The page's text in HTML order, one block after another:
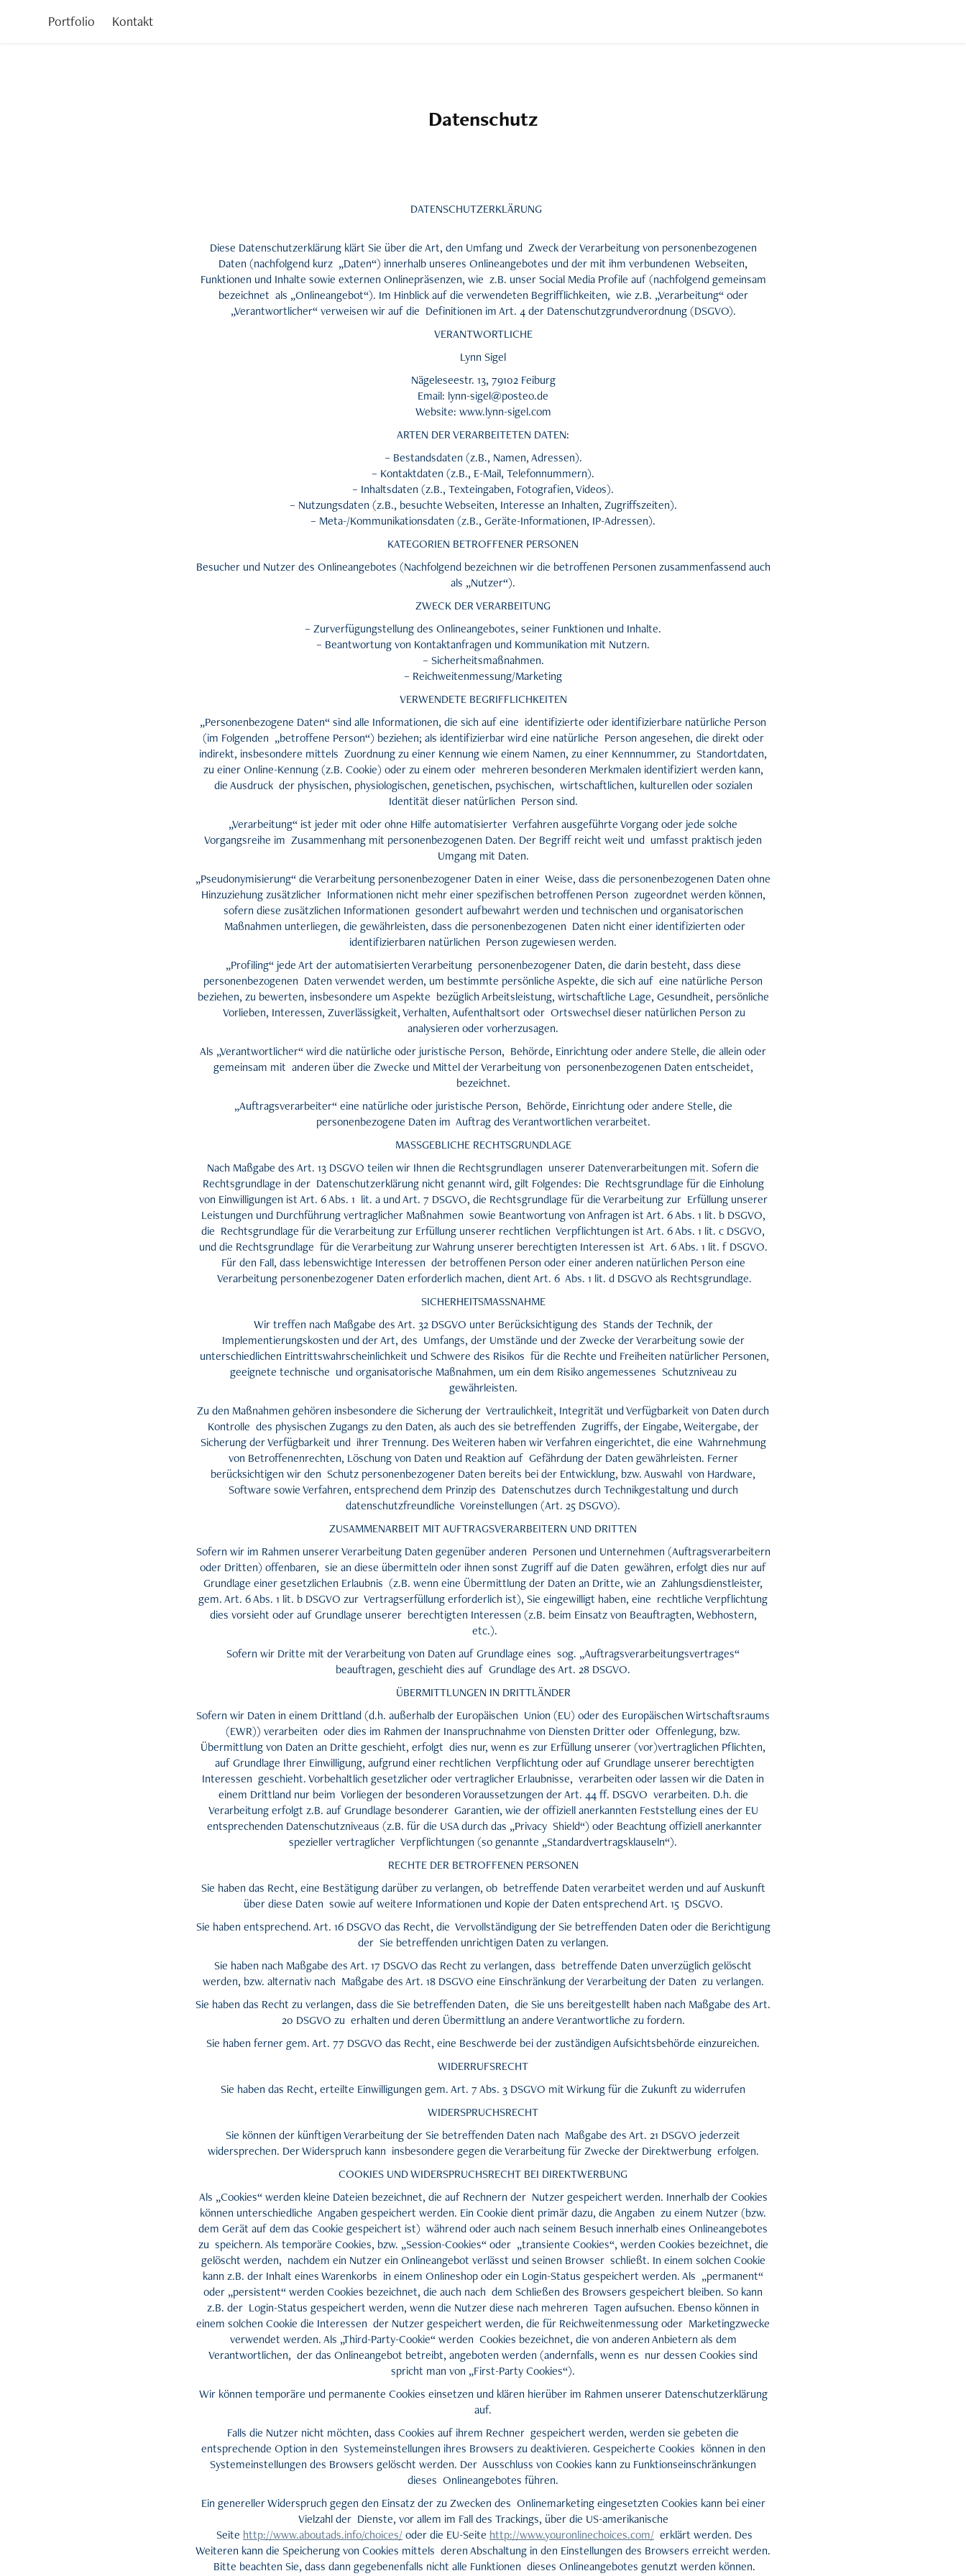
Portfolio Kontakt
Datenschutz
DATENSCHUTZERKLÄRUNG
Diese Datenschutzerklärung klärt Sie über die Art, den Umfang und Zweck der Verarbeitung von personenbezogenen
Daten (nachfolgend kurz „Daten“) innerhalb unseres Onlineangebotes und der mit ihm verbundenen Webseiten,
Funktionen und Inhalte sowie externen Onlinepräsenzen, wie z.B. unser Social Media Profile auf (nachfolgend gemeinsam
bezeichnet als „Onlineangebot“). Im Hinblick auf die verwendeten Begrifflichkeiten, wie z.B. „Verarbeitung“ oder
„Verantwortlicher“ verweisen wir auf die Definitionen im Art. 4 der Datenschutzgrundverordnung (DSGVO).
VERANTWORTLICHE
Lynn Sigel
Nägeleseestr. 13, 79102 Feiburg
Email: lynn-sigel@posteo.de
Website: www.lynn-sigel.com
ARTEN DER VERARBEITETEN DATEN:
– Bestandsdaten (z.B., Namen, Adressen).
– Kontaktdaten (z.B., E-Mail, Telefonnummern).
– Inhaltsdaten (z.B., Texteingaben, Fotografien, Videos).
– Nutzungsdaten (z.B., besuchte Webseiten, Interesse an Inhalten, Zugriffszeiten).
– Meta-/Kommunikationsdaten (z.B., Geräte-Informationen, IP-Adressen).
KATEGORIEN BETROFFENER PERSONEN
Besucher und Nutzer des Onlineangebotes (Nachfolgend bezeichnen wir die betroffenen Personen zusammenfassend auch
als „Nutzer“).
ZWECK DER VERARBEITUNG
– Zurverfügungstellung des Onlineangebotes, seiner Funktionen und Inhalte.
– Beantwortung von Kontaktanfragen und Kommunikation mit Nutzern.
– Sicherheitsmaßnahmen.
– Reichweitenmessung/Marketing
VERWENDETE BEGRIFFLICHKEITEN
„Personenbezogene Daten“ sind alle Informationen, die sich auf eine identifizierte oder identifizierbare natürliche Person
(im Folgenden „betroffene Person“) beziehen; als identifizierbar wird eine natürliche Person angesehen, die direkt oder
indirekt, insbesondere mittels Zuordnung zu einer Kennung wie einem Namen, zu einer Kennnummer, zu Standortdaten,
zu einer Online-Kennung (z.B. Cookie) oder zu einem oder mehreren besonderen Merkmalen identifiziert werden kann,
die Ausdruck der physischen, physiologischen, genetischen, psychischen, wirtschaftlichen, kulturellen oder sozialen
Identität dieser natürlichen Person sind.
„Verarbeitung“ ist jeder mit oder ohne Hilfe automatisierter Verfahren ausgeführte Vorgang oder jede solche
Vorgangsreihe im Zusammenhang mit personenbezogenen Daten. Der Begriff reicht weit und umfasst praktisch jeden
Umgang mit Daten.
„Pseudonymisierung“ die Verarbeitung personenbezogener Daten in einer Weise, dass die personenbezogenen Daten ohne
Hinzuziehung zusätzlicher Informationen nicht mehr einer spezifischen betroffenen Person zugeordnet werden können,
sofern diese zusätzlichen Informationen gesondert aufbewahrt werden und technischen und organisatorischen
Maßnahmen unterliegen, die gewährleisten, dass die personenbezogenen Daten nicht einer identifizierten oder
identifizierbaren natürlichen Person zugewiesen werden.
„Profiling“ jede Art der automatisierten Verarbeitung personenbezogener Daten, die darin besteht, dass diese
personenbezogenen Daten verwendet werden, um bestimmte persönliche Aspekte, die sich auf eine natürliche Person
beziehen, zu bewerten, insbesondere um Aspekte bezüglich Arbeitsleistung, wirtschaftliche Lage, Gesundheit, persönliche
Vorlieben, Interessen, Zuverlässigkeit, Verhalten, Aufenthaltsort oder Ortswechsel dieser natürlichen Person zu
analysieren oder vorherzusagen.
Als „Verantwortlicher“ wird die natürliche oder juristische Person, Behörde, Einrichtung oder andere Stelle, die allein oder
gemeinsam mit anderen über die Zwecke und Mittel der Verarbeitung von personenbezogenen Daten entscheidet,
bezeichnet.
„Auftragsverarbeiter“ eine natürliche oder juristische Person, Behörde, Einrichtung oder andere Stelle, die
personenbezogene Daten im Auftrag des Verantwortlichen verarbeitet.
MASSGEBLICHE RECHTSGRUNDLAGE
Nach Maßgabe des Art. 13 DSGVO teilen wir Ihnen die Rechtsgrundlagen unserer Datenverarbeitungen mit. Sofern die
Rechtsgrundlage in der Datenschutzerklärung nicht genannt wird, gilt Folgendes: Die Rechtsgrundlage für die Einholung
von Einwilligungen ist Art. 6 Abs. 1 lit. a und Art. 7 DSGVO, die Rechtsgrundlage für die Verarbeitung zur Erfüllung unserer
Leistungen und Durchführung vertraglicher Maßnahmen sowie Beantwortung von Anfragen ist Art. 6 Abs. 1 lit. b DSGVO,
die Rechtsgrundlage für die Verarbeitung zur Erfüllung unserer rechtlichen Verpflichtungen ist Art. 6 Abs. 1 lit. c DSGVO,
und die Rechtsgrundlage für die Verarbeitung zur Wahrung unserer berechtigten Interessen ist Art. 6 Abs. 1 lit. f DSGVO.
Für den Fall, dass lebenswichtige Interessen der betroffenen Person oder einer anderen natürlichen Person eine
Verarbeitung personenbezogener Daten erforderlich machen, dient Art. 6 Abs. 1 lit. d DSGVO als Rechtsgrundlage.
SICHERHEITSMASSNAHME
Wir treffen nach Maßgabe des Art. 32 DSGVO unter Berücksichtigung des Stands der Technik, der
Implementierungskosten und der Art, des Umfangs, der Umstände und der Zwecke der Verarbeitung sowie der
unterschiedlichen Eintrittswahrscheinlichkeit und Schwere des Risikos für die Rechte und Freiheiten natürlicher Personen,
geeignete technische und organisatorische Maßnahmen, um ein dem Risiko angemessenes Schutzniveau zu
gewährleisten.
Zu den Maßnahmen gehören insbesondere die Sicherung der Vertraulichkeit, Integrität und Verfügbarkeit von Daten durch
Kontrolle des physischen Zugangs zu den Daten, als auch des sie betreffenden Zugriffs, der Eingabe, Weitergabe, der
Sicherung der Verfügbarkeit und ihrer Trennung. Des Weiteren haben wir Verfahren eingerichtet, die eine Wahrnehmung
von Betroffenenrechten, Löschung von Daten und Reaktion auf Gefährdung der Daten gewährleisten. Ferner
berücksichtigen wir den Schutz personenbezogener Daten bereits bei der Entwicklung, bzw. Auswahl von Hardware,
Software sowie Verfahren, entsprechend dem Prinzip des Datenschutzes durch Technikgestaltung und durch
datenschutzfreundliche Voreinstellungen (Art. 25 DSGVO).
ZUSAMMENARBEIT MIT AUFTRAGSVERARBEITERN UND DRITTEN
Sofern wir im Rahmen unserer Verarbeitung Daten gegenüber anderen Personen und Unternehmen (Auftragsverarbeitern
oder Dritten) offenbaren, sie an diese übermitteln oder ihnen sonst Zugriff auf die Daten gewähren, erfolgt dies nur auf
Grundlage einer gesetzlichen Erlaubnis (z.B. wenn eine Übermittlung der Daten an Dritte, wie an Zahlungsdienstleister,
gem. Art. 6 Abs. 1 lit. b DSGVO zur Vertragserfüllung erforderlich ist), Sie eingewilligt haben, eine rechtliche Verpflichtung
dies vorsieht oder auf Grundlage unserer berechtigten Interessen (z.B. beim Einsatz von Beauftragten, Webhostern,
etc.).
Sofern wir Dritte mit der Verarbeitung von Daten auf Grundlage eines sog. „Auftragsverarbeitungsvertrages“
beauftragen, geschieht dies auf Grundlage des Art. 28 DSGVO.
ÜBERMITTLUNGEN IN DRITTLÄNDER
Sofern wir Daten in einem Drittland (d.h. außerhalb der Europäischen Union (EU) oder des Europäischen Wirtschaftsraums
(EWR)) verarbeiten oder dies im Rahmen der Inanspruchnahme von Diensten Dritter oder Offenlegung, bzw.
Übermittlung von Daten an Dritte geschieht, erfolgt dies nur, wenn es zur Erfüllung unserer (vor)vertraglichen Pflichten,
auf Grundlage Ihrer Einwilligung, aufgrund einer rechtlichen Verpflichtung oder auf Grundlage unserer berechtigten
Interessen geschieht. Vorbehaltlich gesetzlicher oder vertraglicher Erlaubnisse, verarbeiten oder lassen wir die Daten in
einem Drittland nur beim Vorliegen der besonderen Voraussetzungen der Art. 44 ff. DSGVO verarbeiten. D.h. die
Verarbeitung erfolgt z.B. auf Grundlage besonderer Garantien, wie der offiziell anerkannten Feststellung eines der EU
entsprechenden Datenschutzniveaus (z.B. für die USA durch das „Privacy Shield“) oder Beachtung offiziell anerkannter
spezieller vertraglicher Verpflichtungen (so genannte „Standardvertragsklauseln“).
RECHTE DER BETROFFENEN PERSONEN
Sie haben das Recht, eine Bestätigung darüber zu verlangen, ob betreffende Daten verarbeitet werden und auf Auskunft
über diese Daten sowie auf weitere Informationen und Kopie der Daten entsprechend Art. 15 DSGVO.
Sie haben entsprechend. Art. 16 DSGVO das Recht, die Vervollständigung der Sie betreffenden Daten oder die Berichtigung
der Sie betreffenden unrichtigen Daten zu verlangen.
Sie haben nach Maßgabe des Art. 17 DSGVO das Recht zu verlangen, dass betreffende Daten unverzüglich gelöscht
werden, bzw. alternativ nach Maßgabe des Art. 18 DSGVO eine Einschränkung der Verarbeitung der Daten zu verlangen.
Sie haben das Recht zu verlangen, dass die Sie betreffenden Daten, die Sie uns bereitgestellt haben nach Maßgabe des Art.
20 DSGVO zu erhalten und deren Übermittlung an andere Verantwortliche zu fordern.
Sie haben ferner gem. Art. 77 DSGVO das Recht, eine Beschwerde bei der zuständigen Aufsichtsbehörde einzureichen.
WIDERRUFSRECHT
Sie haben das Recht, erteilte Einwilligungen gem. Art. 7 Abs. 3 DSGVO mit Wirkung für die Zukunft zu widerrufen
WIDERSPRUCHSRECHT
Sie können der künftigen Verarbeitung der Sie betreffenden Daten nach Maßgabe des Art. 21 DSGVO jederzeit
widersprechen. Der Widerspruch kann insbesondere gegen die Verarbeitung für Zwecke der Direktwerbung erfolgen.
COOKIES UND WIDERSPRUCHSRECHT BEI DIREKTWERBUNG
Als „Cookies“ werden kleine Dateien bezeichnet, die auf Rechnern der Nutzer gespeichert werden. Innerhalb der Cookies
können unterschiedliche Angaben gespeichert werden. Ein Cookie dient primär dazu, die Angaben zu einem Nutzer (bzw.
dem Gerät auf dem das Cookie gespeichert ist) während oder auch nach seinem Besuch innerhalb eines Onlineangebotes
zu speichern. Als temporäre Cookies, bzw. „Session-Cookies“ oder „transiente Cookies“, werden Cookies bezeichnet, die
gelöscht werden, nachdem ein Nutzer ein Onlineangebot verlässt und seinen Browser schließt. In einem solchen Cookie
kann z.B. der Inhalt eines Warenkorbs in einem Onlineshop oder ein Login-Status gespeichert werden. Als „permanent“
oder „persistent“ werden Cookies bezeichnet, die auch nach dem Schließen des Browsers gespeichert bleiben. So kann
z.B. der Login-Status gespeichert werden, wenn die Nutzer diese nach mehreren Tagen aufsuchen. Ebenso können in
einem solchen Cookie die Interessen der Nutzer gespeichert werden, die für Reichweitenmessung oder Marketingzwecke
verwendet werden. Als „Third-Party-Cookie“ werden Cookies bezeichnet, die von anderen Anbietern als dem
Verantwortlichen, der das Onlineangebot betreibt, angeboten werden (andernfalls, wenn es nur dessen Cookies sind
spricht man von „First-Party Cookies“).
Wir können temporäre und permanente Cookies einsetzen und klären hierüber im Rahmen unserer Datenschutzerklärung
auf.
Falls die Nutzer nicht möchten, dass Cookies auf ihrem Rechner gespeichert werden, werden sie gebeten die
entsprechende Option in den Systemeinstellungen ihres Browsers zu deaktivieren. Gespeicherte Cookies können in den
Systemeinstellungen des Browsers gelöscht werden. Der Ausschluss von Cookies kann zu Funktionseinschränkungen
dieses Onlineangebotes führen.
Ein genereller Widerspruch gegen den Einsatz der zu Zwecken des Onlinemarketing eingesetzten Cookies kann bei einer
Vielzahl der Dienste, vor allem im Fall des Trackings, über die US-amerikanische
Seite http://www.aboutads.info/choices/oder die EU-Seite http://www.youronlinechoices.com/ erklärt werden. Des
Weiteren kann die Speicherung von Cookies mittels deren Abschaltung in den Einstellungen des Browsers erreicht werden.
Bitte beachten Sie, dass dann gegebenenfalls nicht alle Funktionen dieses Onlineangebotes genutzt werden können.